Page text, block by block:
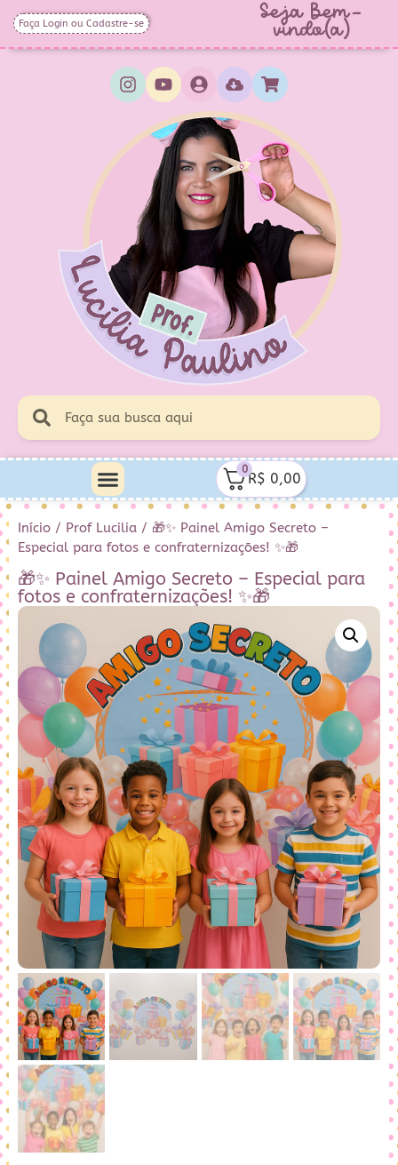
Faça Login ou Cadastre-se Seja Bem-
vindo(a)
0
R$ 0,00
Início / Prof Lucilia / 🎁✨ Painel Amigo Secreto –
Especial para fotos e confraternizações! ✨🎁
🎁✨ Painel Amigo Secreto – Especial para
fotos e confraternizações! ✨🎁